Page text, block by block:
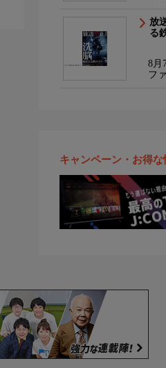
放
る
8月
フ
キャンペーン・お得な